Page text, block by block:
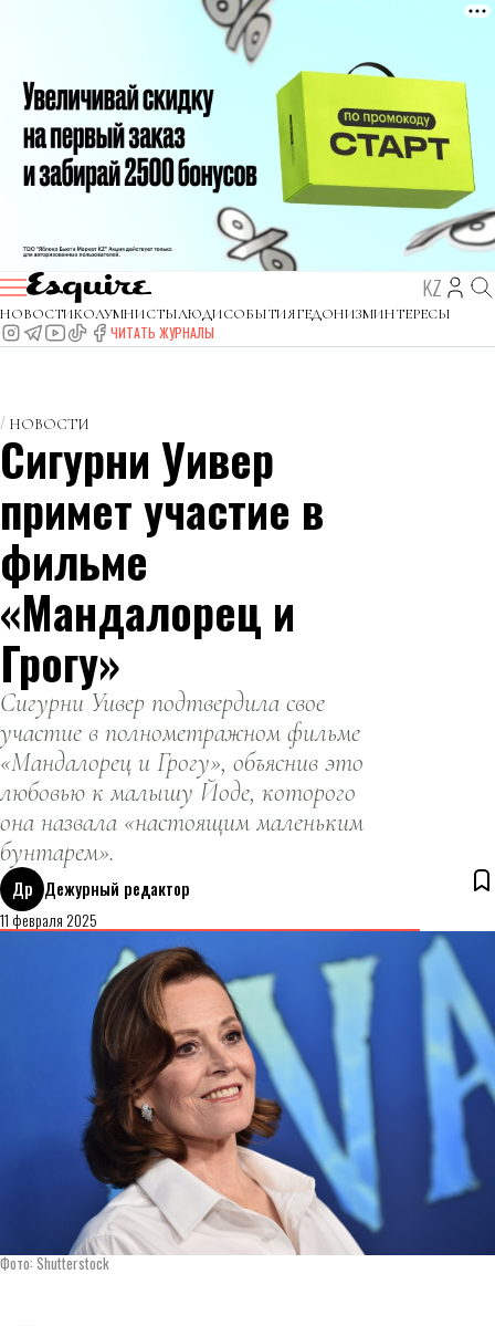
KZ
НОВОСТИКОЛУМНИСТЫЛЮДИСОБЫТИЯГЕДОНИЗМИНТЕРЕСЫ
ЧИТАТЬ ЖУРНАЛЫ
НОВОСТИ
Сигурни Уивер
примет участие в
фильме
«Мандалорец и
Грогу»
Сигурни Уивер подтвердила свое
участие в полнометражном фильме
«Мандалорец и Грогу», объяснив это
любовью к малышу Йоде, которого
она назвала «настоящим маленьким
бунтарем».
Др Дежурный редактор
11 февраля 2025
Фото: Shutterstock